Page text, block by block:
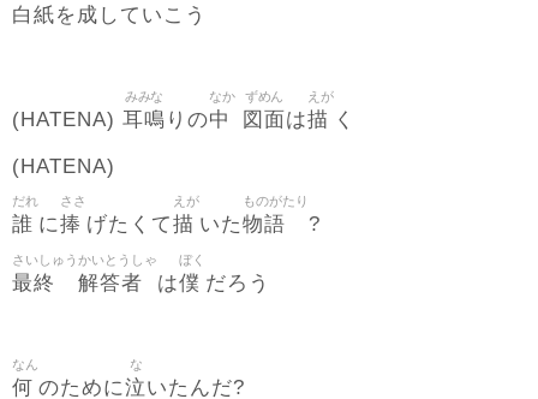
白紙を 成 していこう
(HATENA) 耳鳴
みみな
りの中
なか
図面
ずめん
は描
えが
く
(HATENA)
誰
だれ
に捧
ささ
げたくて描
えが
いた物語
ものがたり
?
最終
さいしゅう
解答者
かいとうしゃ
は僕
ぼく
だろう
何
なん
のために泣
な
いたんだ?